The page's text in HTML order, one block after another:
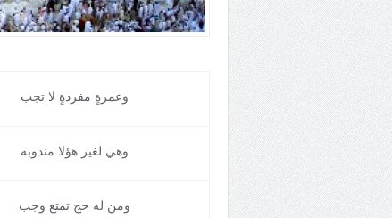
وعمرةٍ مفردةٍ لا تجب
وهي لغير هؤلا مندوبه
ومن له حج تمتع وجب